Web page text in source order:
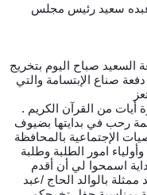
عبده سعيد رئيس مجلس
صباح اليوم بتخريج
صناع الإبتسامة والتي
أيات من القرآن الكريم .
رحب في بدايتها بضيوف
الإجتماعية بالمحافظة
وأولياء امور الطلبة وطلبة
اسمحوا لي أن أقدم
بالوالد الحاج /عبد